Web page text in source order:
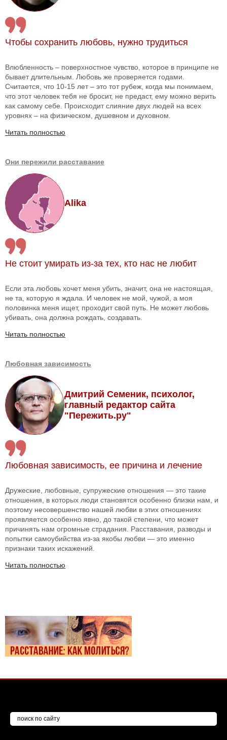
Чтобы сохранить любовь, нужно трудиться
Влюбленность – поверхностное чувство, которое в принципе не
бывает длительным. Любовь же проверяется годами.
Считается, что 10-15 лет – это тот рубеж, когда мы понимаем,
что этот человек тебя не бросит, не предаст, ему можно верить
как самому себе. Происходит слияние двух людей на всех
уровнях – на физическом, душевном и духовном.
Читать полностью
Они пережили расставание
Alika
Не стоит умирать из-за тех, кто нас не любит
Если эта любовь хочет меня убить, значит, она не настоящая,
не та, которую я ждала. И человек не мой, чужой, а моя
половинка меня ищет, проходит свой путь. Не может любовь
убивать, она должна рождать, создавать.
Читать полностью
Любовная зависимость
Дмитрий Семеник, психолог,
главный редактор сайта
"Пережить.ру"
Любовная зависимость, ее причина и лечение
Дружеские, любовные, супружеские отношения — это такие
отношения, в которых люди становятся особенно близки нам, и
поэтому несовершенство нашей любви в этих отношениях
проявляется особенно явно, до такой степени, что может
причинять нам огромные страдания. Расставания, разводы и
попытки самоубийства из-за якобы любви — это именно
признаки таких искажений.
Читать полностью